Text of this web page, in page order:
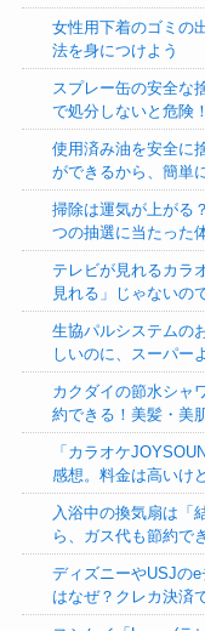
女性用下着のゴミの
法を身につけよう
スプレー缶の安全な
で処分しないと危険！
使用済み油を安全に
ができるから、簡単
掃除は運気が上がる
つの抽選に当たった
テレビが見れるカラ
見れる」じゃないの
生協パルシステムの
しいのに、スーパー
カクダイの節水シャ
約できる！美髪・美
「カラオケ
感想。料金は高いけ
入浴中の換気扇は「
ら、ガス代も節約で
ディズニーやUSJの
はなぜ？クレカ決済